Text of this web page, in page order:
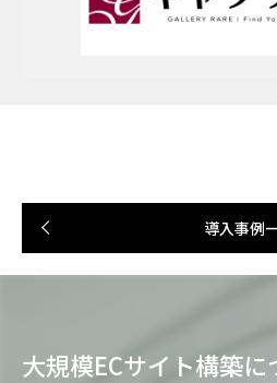
導入事例
大規模ECサイト構築